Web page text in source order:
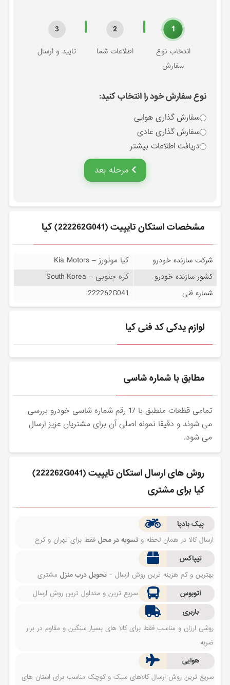
1
انتخاب نوع
سفارش
2
اطلاعات شما
3
تایید و ارسال
نوع سفارش خود را انتخاب کنید:
سفارش گذاری هوایی
سفارش گذاری عادی
دریافت اطلاعات بیشتر
مرحله بعد
مشخصات استكان تايپيت (222262G041) کیا
شرکت سازنده خودرو کیا موتورز – Kia Motors
کشور سازنده خودرو کره جنوبی – South Korea
شماره فنی 222262G041
لوازم یدکی کد فنی کیا
مطابق با شماره شاسی
تمامی قطعات منطبق با 17 رقم شماره شاسی خودرو بررسی
می شوند و دقیقا نمونه اصلی آن برای مشتریان عزیز ارسال
می شود.
روش های ارسال استكان تايپيت (222262G041)
کیا برای مشتری
پیک بادپا
ارسال کالا در همان لحظه وتسویه در محل فقط برای تهران و کرج
تیپاکس
بهترین و کم هزینه ترین روش ارسال -تحویل درب منزل مشتری
اتوبوس
سریع ترین و متداول ترین روش ارسال
باربری
روشی ارزان و مناسب فقط برای کالا های بسیار سنگین و مقاوم در برار
ضربه
هوایی
سریع ترین روش ارسال کالاهای سبک و کوچک مناسب برای استان های